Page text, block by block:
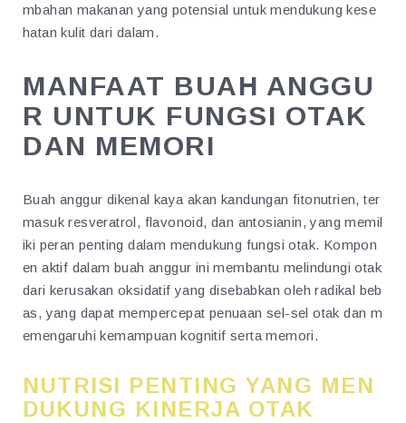
mbahan makanan yang potensial untuk mendukung kese
hatan kulit dari dalam.
MANFAAT BUAH ANGGU
R UNTUK FUNGSI OTAK
DAN MEMORI
Buah anggur dikenal kaya akan kandungan fitonutrien, ter
masuk resveratrol, flavonoid, dan antosianin, yang memil
iki peran penting dalam mendukung fungsi otak. Kompon
en aktif dalam buah anggur ini membantu melindungi otak
dari kerusakan oksidatif yang disebabkan oleh radikal beb
as, yang dapat mempercepat penuaan sel-sel otak dan m
emengaruhi kemampuan kognitif serta memori.
NUTRISI PENTING YANG MEN
DUKUNG KINERJA OTAK